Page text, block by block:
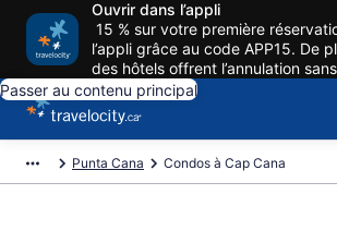
Ouvrir dans l’appli
15 % sur votre première
l’appli grâce au code APP15. De
des hôtels offrent l’annulation
Passer au contenu principal
Punta Cana Condos à Cap Cana